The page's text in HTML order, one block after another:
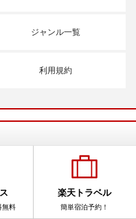
ジャンル一覧
利用規約
無料
楽天トラベル
簡単宿泊予約！